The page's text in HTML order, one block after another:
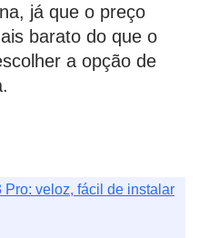
já que o preço
barato do que o
a opção de
veloz, fácil de instalar